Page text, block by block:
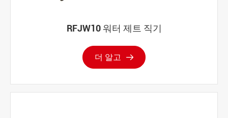
RFJW10 워터 제트 직기
더 알고 